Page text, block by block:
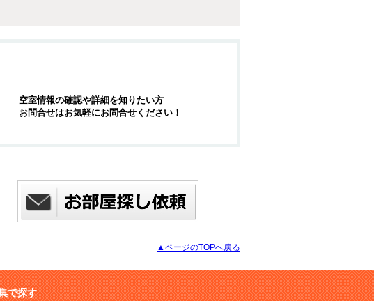
空室情報の確認や詳細を知りたい方
お問合せはお気軽にお問合せください！
▲ページのTOPへ戻る
で探す